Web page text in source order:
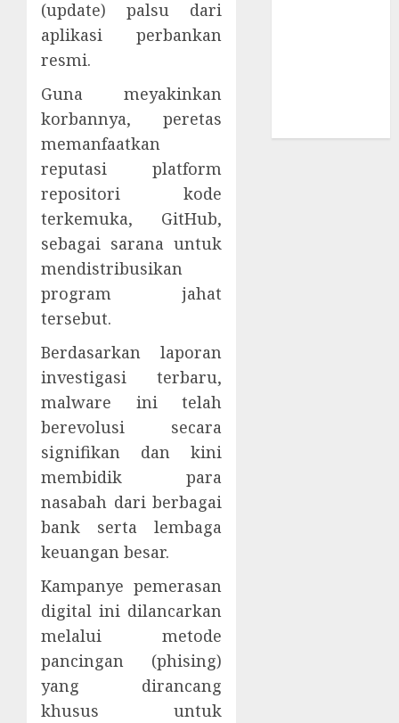
(update) palsu dari
aplikasi perbankan
resmi.
Guna meyakinkan
korbannya, peretas
memanfaatkan
reputasi platform
repositori kode
terkemuka, GitHub,
sebagai sarana untuk
mendistribusikan
program jahat
tersebut.
Berdasarkan laporan
investigasi terbaru,
malware ini telah
berevolusi secara
signifikan dan kini
membidik para
nasabah dari berbagai
bank serta lembaga
keuangan besar.
Kampanye pemerasan
digital ini dilancarkan
melalui metode
pancingan (phising)
yang dirancang
khusus untuk